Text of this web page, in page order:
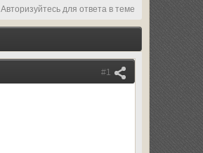
Авторизуйтесь для ответа в теме
#1